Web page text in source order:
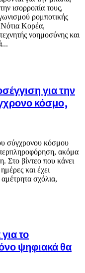
ισορροπία τους,
ρομποτικής
Νότια Κορέα,
νοημοσύνης και
για την
κόσμο,
σύγχρονου κόσμου
ακόμα
Στο βίντεο που κάνει
και έχει
σχόλια,
το
ψηφιακά θα